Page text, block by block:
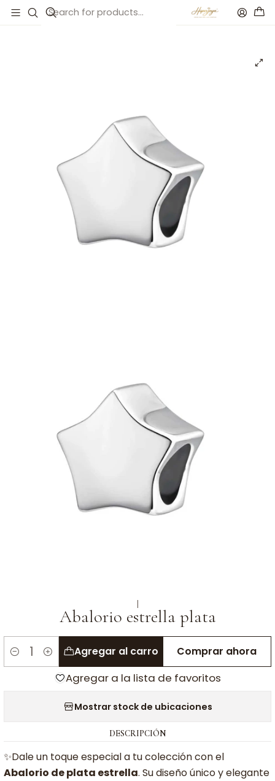
Inicio Catálogo Abalorio estrella plata
|
Abalorio estrella plata
Cantidad
Agregar al carro Comprar ahora
Agregar a la lista de favoritos
Mostrar stock de ubicaciones
DESCRIPCIÓN
✨Dale un toque especial a tu colección con el
Abalorio de plata estrella. Su diseño único y elegante